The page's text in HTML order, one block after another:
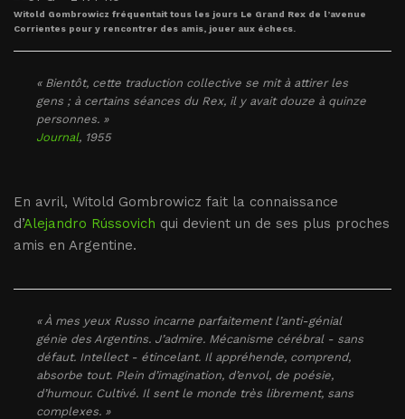
Witold Gombrowicz fréquentait tous les jours Le Grand Rex de l’avenue
Corrientes pour y rencontrer des amis, jouer aux échecs.
« Bientôt, cette traduction collective se mit à attirer les
gens ; à certains séances du Rex, il y avait douze à quinze
personnes. »
Journal, 1955
En avril, Witold Gombrowicz fait la connaissance
d’Alejandro Rússovich qui devient un de ses plus proches
amis en Argentine.
« À mes yeux Russo incarne parfaitement l’anti-génial
génie des Argentins. J’admire. Mécanisme cérébral - sans
défaut. Intellect - étincelant. Il appréhende, comprend,
absorbe tout. Plein d’imagination, d’envol, de poésie,
d’humour. Cultivé. Il sent le monde très librement, sans
complexes. »